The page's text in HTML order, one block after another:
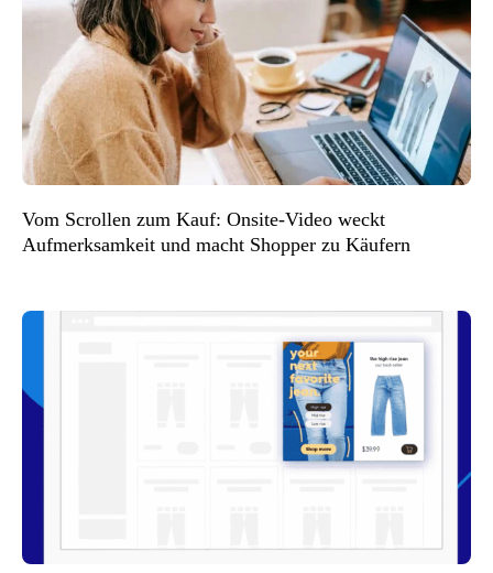
Vom Scrollen zum Kauf: Onsite-Video weckt
Aufmerksamkeit und macht Shopper zu Käufern